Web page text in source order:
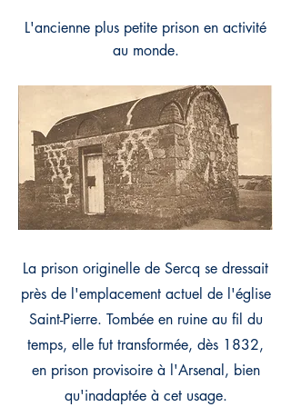
L'ancienne plus petite prison en activité
au monde.
La prison originelle de Sercq se dressait
près de l'emplacement actuel de l'église
Saint-Pierre. Tombée en ruine au fil du
temps, elle fut transformée, dès 1832,
en prison provisoire à l'Arsenal, bien
qu'inadaptée à cet usage.